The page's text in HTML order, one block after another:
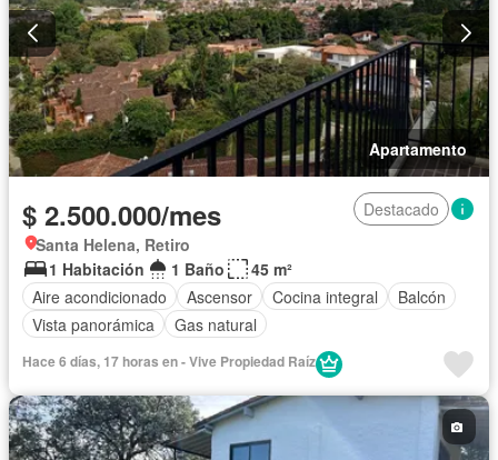
Apartamento
$ 2.500.000/mes
Destacado
Santa Helena, Retiro
1 Habitación
1 Baño
45 m²
Aire acondicionado
Ascensor Cocina integral
Balcón
Vista panorámica
Gas natural
Hace 6 días, 17 horas en - Vive Propiedad Raíz